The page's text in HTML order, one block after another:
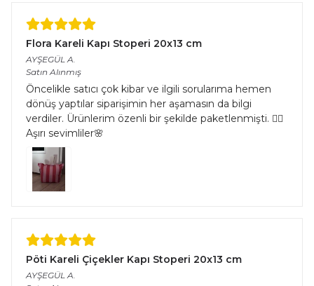
Flora Kareli Kapı Stoperi 20x13 cm
AYŞEGÜL A.
Satın Alınmış
Öncelikle satıcı çok kibar ve ilgili sorularıma hemen
dönüş yaptılar siparişimin her aşamasın da bilgi
verdiler. Ürünlerim özenli bir şekilde paketlenmişti. 👌🏻
Aşırı sevimliler🌸
Pöti Kareli Çiçekler Kapı Stoperi 20x13 cm
AYŞEGÜL A.